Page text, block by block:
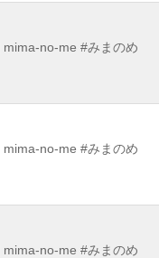
mima-no-me #みまのめ
mima-no-me #みまのめ
mima-no-me #みまのめ